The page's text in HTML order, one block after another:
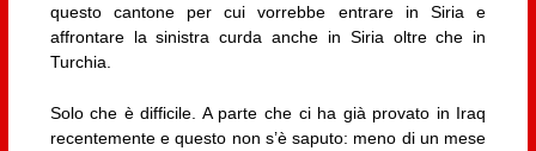
questo cantone per cui vorrebbe entrare in Siria e
affrontare la sinistra curda anche in Siria oltre che in
Turchia.
Solo che è difficile. A parte che ci ha già provato in Iraq
recentemente e questo non s’è saputo: meno di un mese